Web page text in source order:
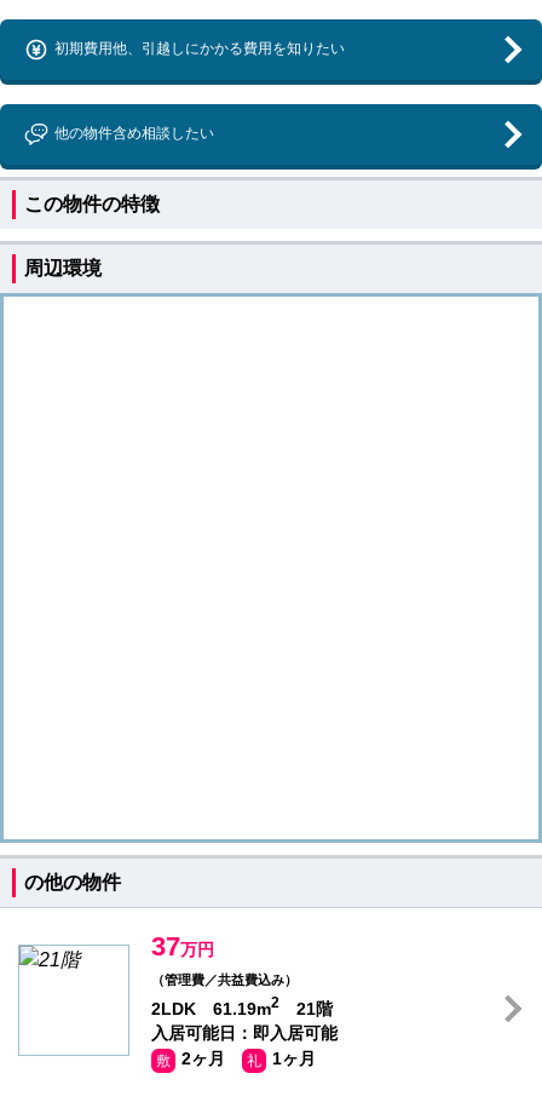
初期費用他、引越しにかかる費用を知りたい
他の物件含め相談したい
この物件の特徴
周辺環境
の他の物件
37万円
（管理費／共益費込み）
2LDK 61.19m2
21階
入居可能日：即入居可能
敷 2ヶ月 礼 1ヶ月